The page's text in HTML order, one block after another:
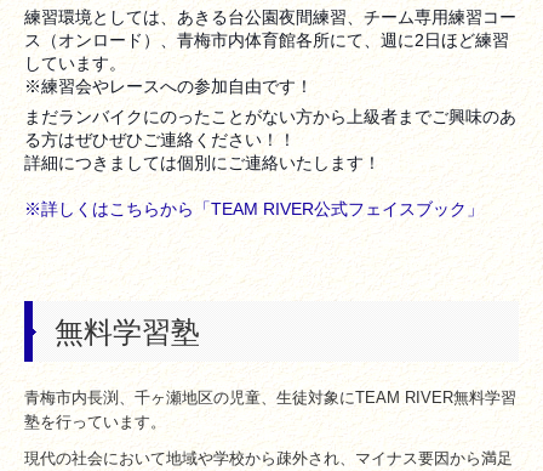
練習環境としては、あきる台公園夜間練習、チーム専用練習コー
ス（オンロード）、青梅市内体育館各所にて、週に2日ほど練習
しています。
※練習会やレースへの参加自由です！
まだランバイクにのったことがない方から上級者までご興味のあ
る方はぜひぜひご連絡ください！！
詳細につきましては個別にご連絡いたします！
※詳しくはこちらから「TEAM RIVER公式フェイスブック」
無料学習塾
青梅市内長渕、千ヶ瀬地区の児童、生徒対象にTEAM RIVER無料学習
塾を行っています。
現代の社会において地域や学校から疎外され、マイナス要因から満足